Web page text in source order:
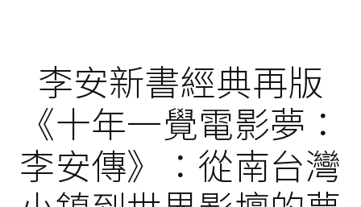
李安新書經典再版
《十年一覺電影夢：
李安傳》：從南台灣